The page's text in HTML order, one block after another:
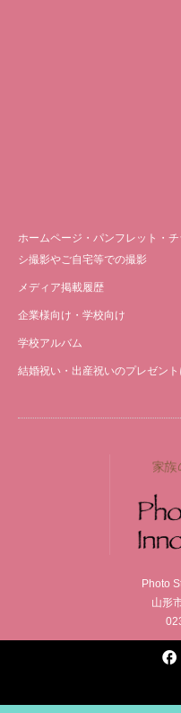
ホームページ・パンフレット・チ
シ撮影やご自宅等での撮影
メディア掲載履歴
企業様向け・学校向け
学校アルバム
結婚祝い・出産祝いのプレゼント
Photo
山形